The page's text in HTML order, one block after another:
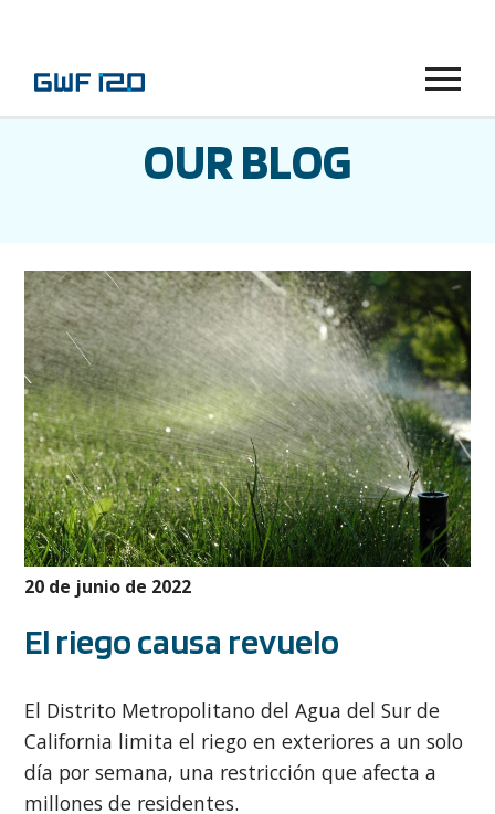
Menu
OUR BLOG
20 de junio de 2022
El riego causa revuelo
El Distrito Metropolitano del Agua del Sur de
California limita el riego en exteriores a un solo
día por semana, una restricción que afecta a
millones de residentes.